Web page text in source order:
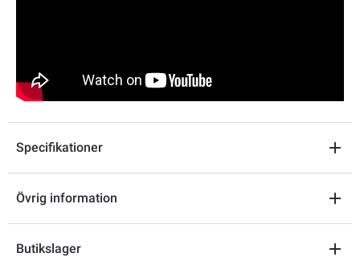
Specifikationer
Övrig information
Butikslager